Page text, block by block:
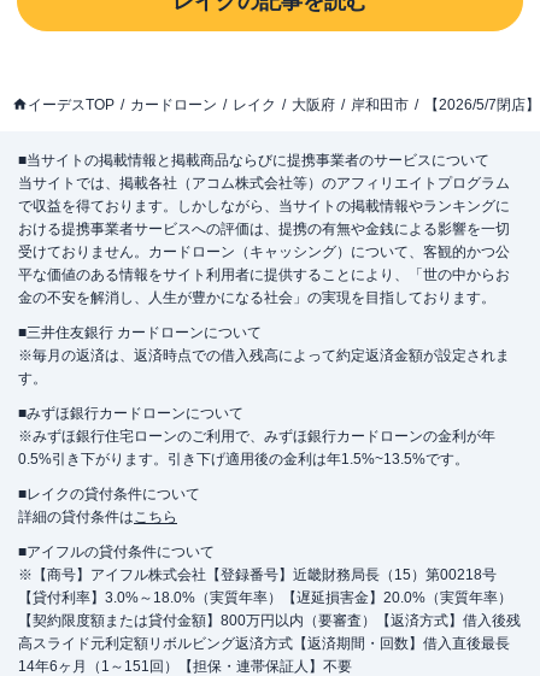
イーデスTOP カードローン レイク 大阪府 岸和田市 【2026/5/7閉店
■当サイトの掲載情報と掲載商品ならびに提携事業者のサービスについて
当サイトでは、掲載各社（アコム株式会社等）のアフィリエイトプログラム
で収益を得ております。しかしながら、当サイトの掲載情報やランキングに
おける提携事業者サービスへの評価は、提携の有無や金銭による影響を一切
受けておりません。カードローン（キャッシング）について、客観的かつ公
平な価値のある情報をサイト利用者に提供することにより、「世の中からお
金の不安を解消し、人生が豊かになる社会」の実現を目指しております。
■三井住友銀行 カードローンについて
※毎月の返済は、返済時点での借入残高によって約定返済金額が設定されま
す。
■みずほ銀行カードローンについて
※みずほ銀行住宅ローンのご利用で、みずほ銀行カードローンの金利が年
0.5%引き下がります。引き下げ適用後の金利は年1.5%~13.5%です。
■レイクの貸付条件について
詳細の貸付条件はこちら
■アイフルの貸付条件について
※【商号】アイフル株式会社【登録番号】近畿財務局長（15）第00218号
【貸付利率】3.0%～18.0%（実質年率）【遅延損害金】20.0%（実質年率）
【契約限度額または貸付金額】800万円以内（要審査）【返済方式】借入後残
高スライド元利定額リボルビング返済方式【返済期間・回数】借入直後最長
14年6ヶ月（1～151回）【担保・連帯保証人】不要